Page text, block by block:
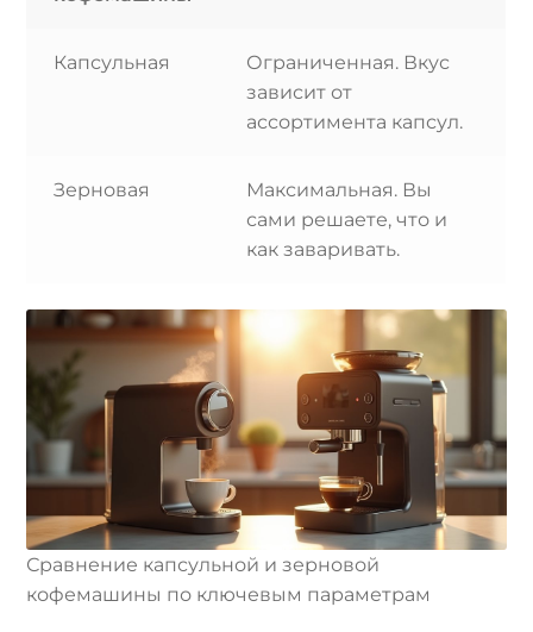
Капсульная
Ограниченная. Вкус
зависит от
ассортимента капсул.
Зерновая
Максимальная. Вы
сами решаете, что и
как заваривать.
Сравнение капсульной и зерновой
кофемашины по ключевым параметрам